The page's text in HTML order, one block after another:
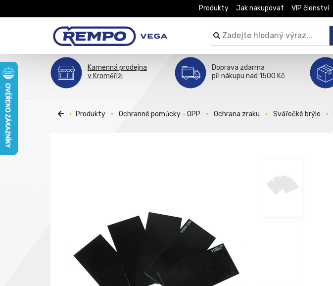
Produkty Jak nakupovat VIP členství
Kamenná prodejna
v Kroměříži
Doprava zdarma
při nákupu nad 1500 Kč
Produkty Ochranné pomůcky - OPP Ochrana zraku Svářečké brýle